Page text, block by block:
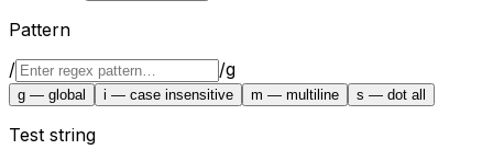
Pattern
/
/g
g — global i — case insensitive m — multiline s — dot all
Test string